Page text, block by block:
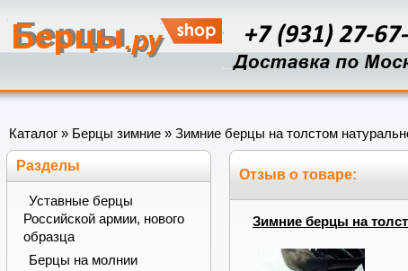
Каталог » Берцы зимние » Зимние берцы на толстом
Отзыв о товаре:
Зимние берцы на
Разделы
Уставные берцы
Российской армии, нового
образца
Берцы на молнии